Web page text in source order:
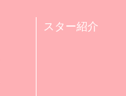
スター紹介